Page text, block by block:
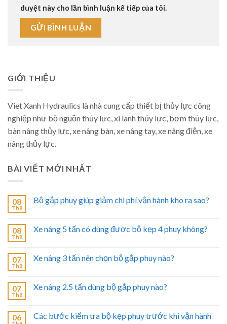
duyệt này cho lần bình luận kế tiếp của tôi.
GIỚI THIỆU
Viet Xanh Hydraulics là nhà cung cấp thiết bị thủy lực công
nghiệp như bộ nguồn thủy lực, xi lanh thủy lực, bơm thủy lực,
bàn nâng thủy lực, xe nâng bàn, xe nâng tay, xe nâng điện, xe
nâng thủy lực.
BÀI VIẾT MỚI NHẤT
08
Th8
Bộ gắp phuy giúp giảm chi phí vận hành kho ra sao?
08
Th8
Xe nâng 5 tấn có dùng được bộ kẹp 4 phuy không?
07
Th8
Xe nâng 3 tấn nên chọn bộ gắp phuy nào?
07
Th8
Xe nâng 2.5 tấn dùng bộ gắp phuy nào?
06 Các bước kiểm tra bộ kẹp phuy trước khi vận hành